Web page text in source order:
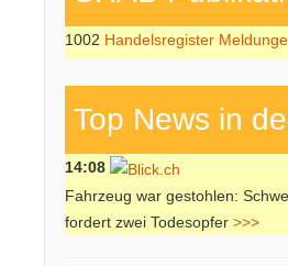
1002 Handelsregister
Top News in
14:08
Fahrzeug war gestohlen:
fordert zwei Todesopfer >>>